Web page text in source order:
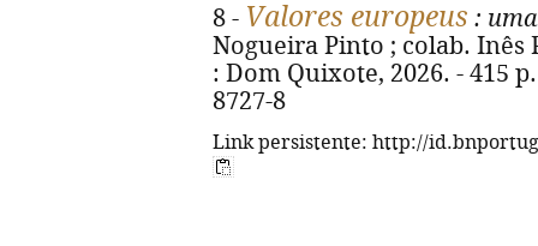
8 - Valores europeus :
Nogueira Pinto ; colab. Inês
: Dom Quixote, 2026. - 415
8727-8
Link persistente: http://